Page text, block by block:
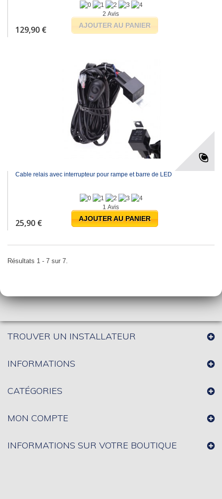
2 Avis
129,90 € AJOUTER AU PANIER
Cable relais avec interrupteur pour rampe et barre de LED
1 Avis
25,90 € AJOUTER AU PANIER
Résultats 1 - 7 sur 7.
TROUVER UN INSTALLATEUR
INFORMATIONS
CATÉGORIES
MON COMPTE
INFORMATIONS SUR VOTRE BOUTIQUE